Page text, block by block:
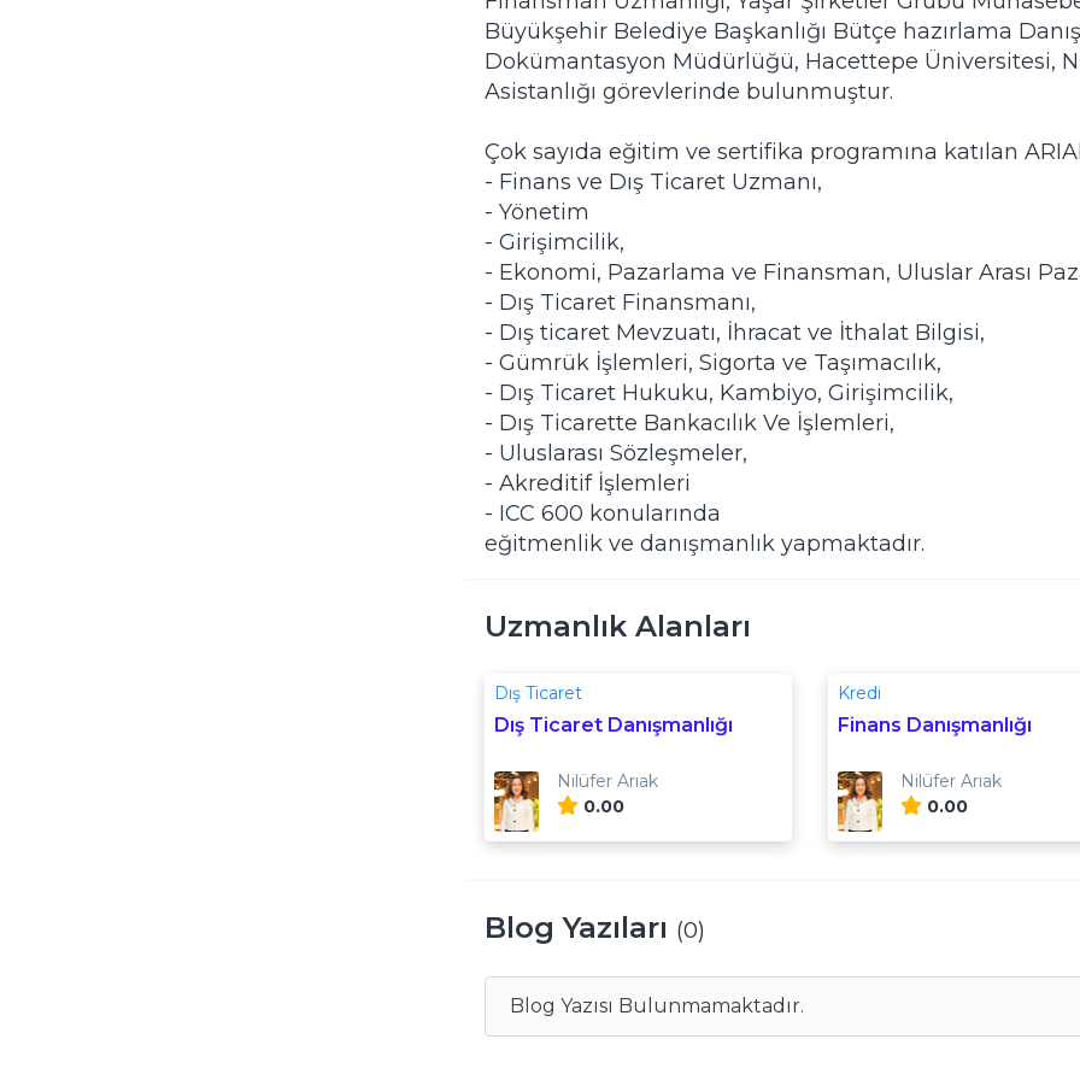
Büyükşehir Belediye Başkanlığı Bütçe hazırlama
Dokümantasyon Müdürlüğü, Hacettepe Üniversitesi,
Asistanlığı görevlerinde bulunmuştur.
Çok sayıda eğitim ve sertifika programına katılan
- Finans ve Dış Ticaret Uzmanı,
- Yönetim
- Girişimcilik,
- Ekonomi, Pazarlama ve Finansman, Uluslar Arası
- Dış Ticaret Finansmanı,
- Dış ticaret Mevzuatı, İhracat ve İthalat Bilgisi,
- Gümrük İşlemleri, Sigorta ve Taşımacılık,
- Dış Ticaret Hukuku, Kambiyo, Girişimcilik,
- Dış Ticarette Bankacılık Ve İşlemleri,
- Uluslarası Sözleşmeler,
- Akreditif İşlemleri
- ICC 600 konularında
eğitmenlik ve danışmanlık yapmaktadır.
Uzmanlık Alanları
Dış Ticaret
Dış Ticaret Danışmanlığı
Nilüfer Arıak
0.00
Kredi
Finans Danışmanlığı
Nilüfer Arıak
0.00
Blog Yazıları (0)
Blog Yazısı Bulunmamaktadır.